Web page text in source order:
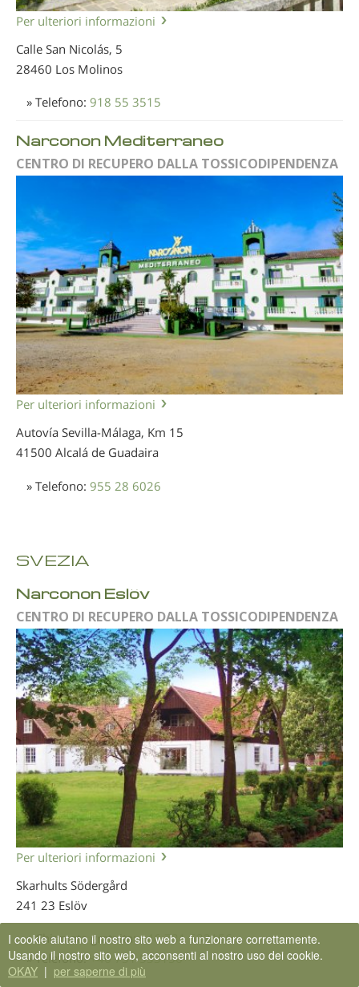
Per ulteriori informazioni
Calle San Nicolás, 5
28460 Los Molinos
» Telefono: 918 55 3515
Narconon Mediterraneo
CENTRO DI RECUPERO DALLA TOSSICODIPENDENZA
Per ulteriori informazioni
Autovía Sevilla-Málaga, Km 15
41500 Alcalá de Guadaira
» Telefono: 955 28 6026
SVEZIA
Narconon Eslöv
CENTRO DI RECUPERO DALLA TOSSICODIPENDENZA
Per ulteriori informazioni
Skarhults Södergård
241 23 Eslöv
» Chiamata gratuita:+46 731 533156
» Telefono:+46 731 533156
I cookie aiutano il nostro sito web a funzionare correttamente.
Usando il nostro sito web, acconsenti al nostro uso dei cookie.
OKAY | per saperne di più